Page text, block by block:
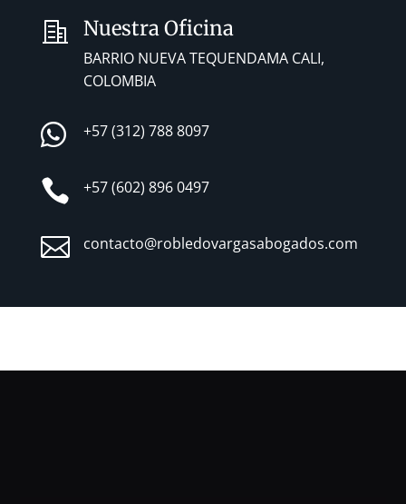
Nuestra Oficina
BARRIO NUEVA TEQUENDAMA CALI,
COLOMBIA
 +57 (312) 788 8097
 +57 (602) 896 0497
 contacto@robledovargasabogados.com